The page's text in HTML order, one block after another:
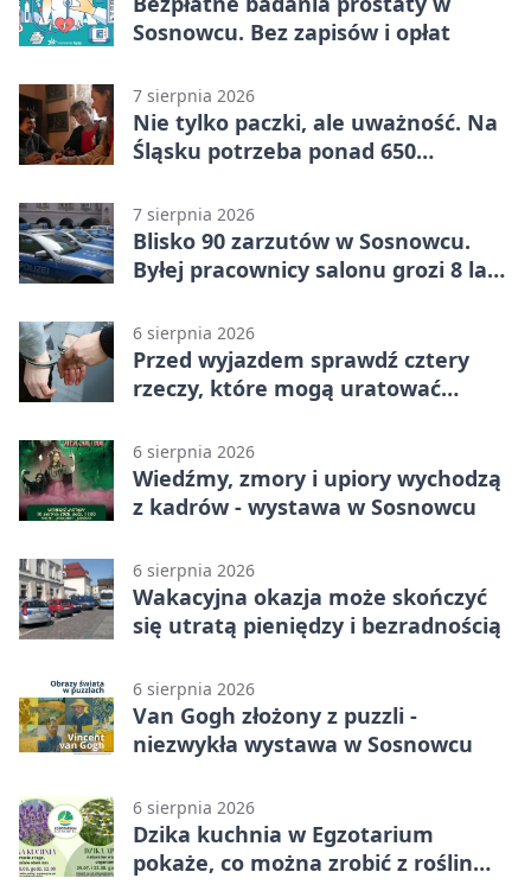
Sosnowcu. Bez zapisów i opłat
7 sierpnia 2026
Nie tylko paczki, ale uważność. Na
Śląsku potrzeba ponad 650
7 sierpnia 2026
Blisko 90 zarzutów w Sosnowcu.
Byłej pracownicy salonu grozi 8 lat
6 sierpnia 2026
Przed wyjazdem sprawdź cztery
rzeczy, które mogą uratować
6 sierpnia 2026
Wiedźmy, zmory i upiory wychodzą
z kadrów - wystawa w Sosnowcu
6 sierpnia 2026
Wakacyjna okazja może skończyć
się utratą pieniędzy i bezradnością
6 sierpnia 2026
Van Gogh złożony z puzzli -
niezwykła wystawa w Sosnowcu
6 sierpnia 2026
Dzika kuchnia w Egzotarium
pokaże, co można zrobić z roślin